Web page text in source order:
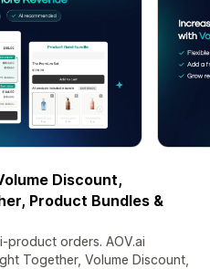
Discount,
Product Bundles &
product orders. AOV.ai
Together, Volume Discount,